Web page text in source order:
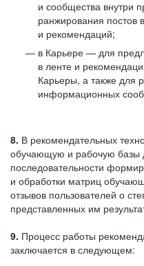
и сообщества внутри
ранжирования постов
и рекомендаций;
в Карьере — для
в ленте и
Карьеры, а также для
информационных
8. В рекомендательных
обучающую и рабочую базы
последовательности
и обработки матриц
отзывов пользователей о
представленных им
9. Процесс работы
заключается в следующем: